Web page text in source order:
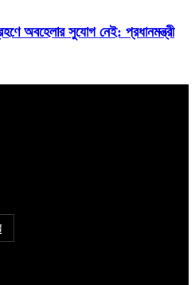
অবহেলার সুযোগ নেই: প্রধানমন্ত্রী